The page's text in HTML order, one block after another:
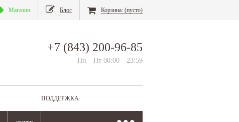
Магазин Блог Корзина: (пусто)
+7 (843) 200-96-85
Пн—Пт 00:00—23:59
ПОДДЕРЖКА